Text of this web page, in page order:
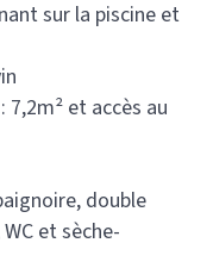
sur la piscine et
7,2m² et accès au
double
et sèche-